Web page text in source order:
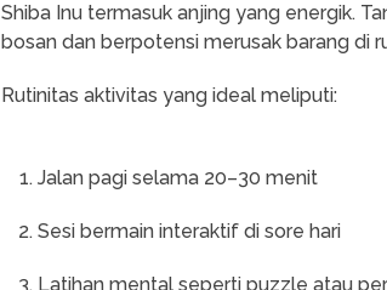
Shiba Inu termasuk anjing yang energik.
bosan dan berpotensi merusak barang di
Rutinitas aktivitas yang ideal meliputi:
Jalan pagi selama 20–30 menit
Sesi bermain interaktif di sore hari
Latihan mental seperti puzzle atau